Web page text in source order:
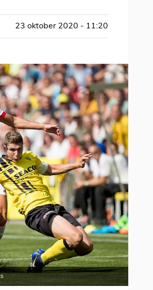
23 oktober 2020 - 11:20